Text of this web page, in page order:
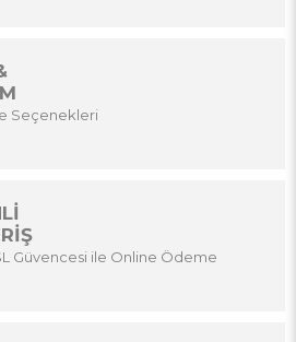
Seçenekleri
Güvencesi ile Online Ödeme